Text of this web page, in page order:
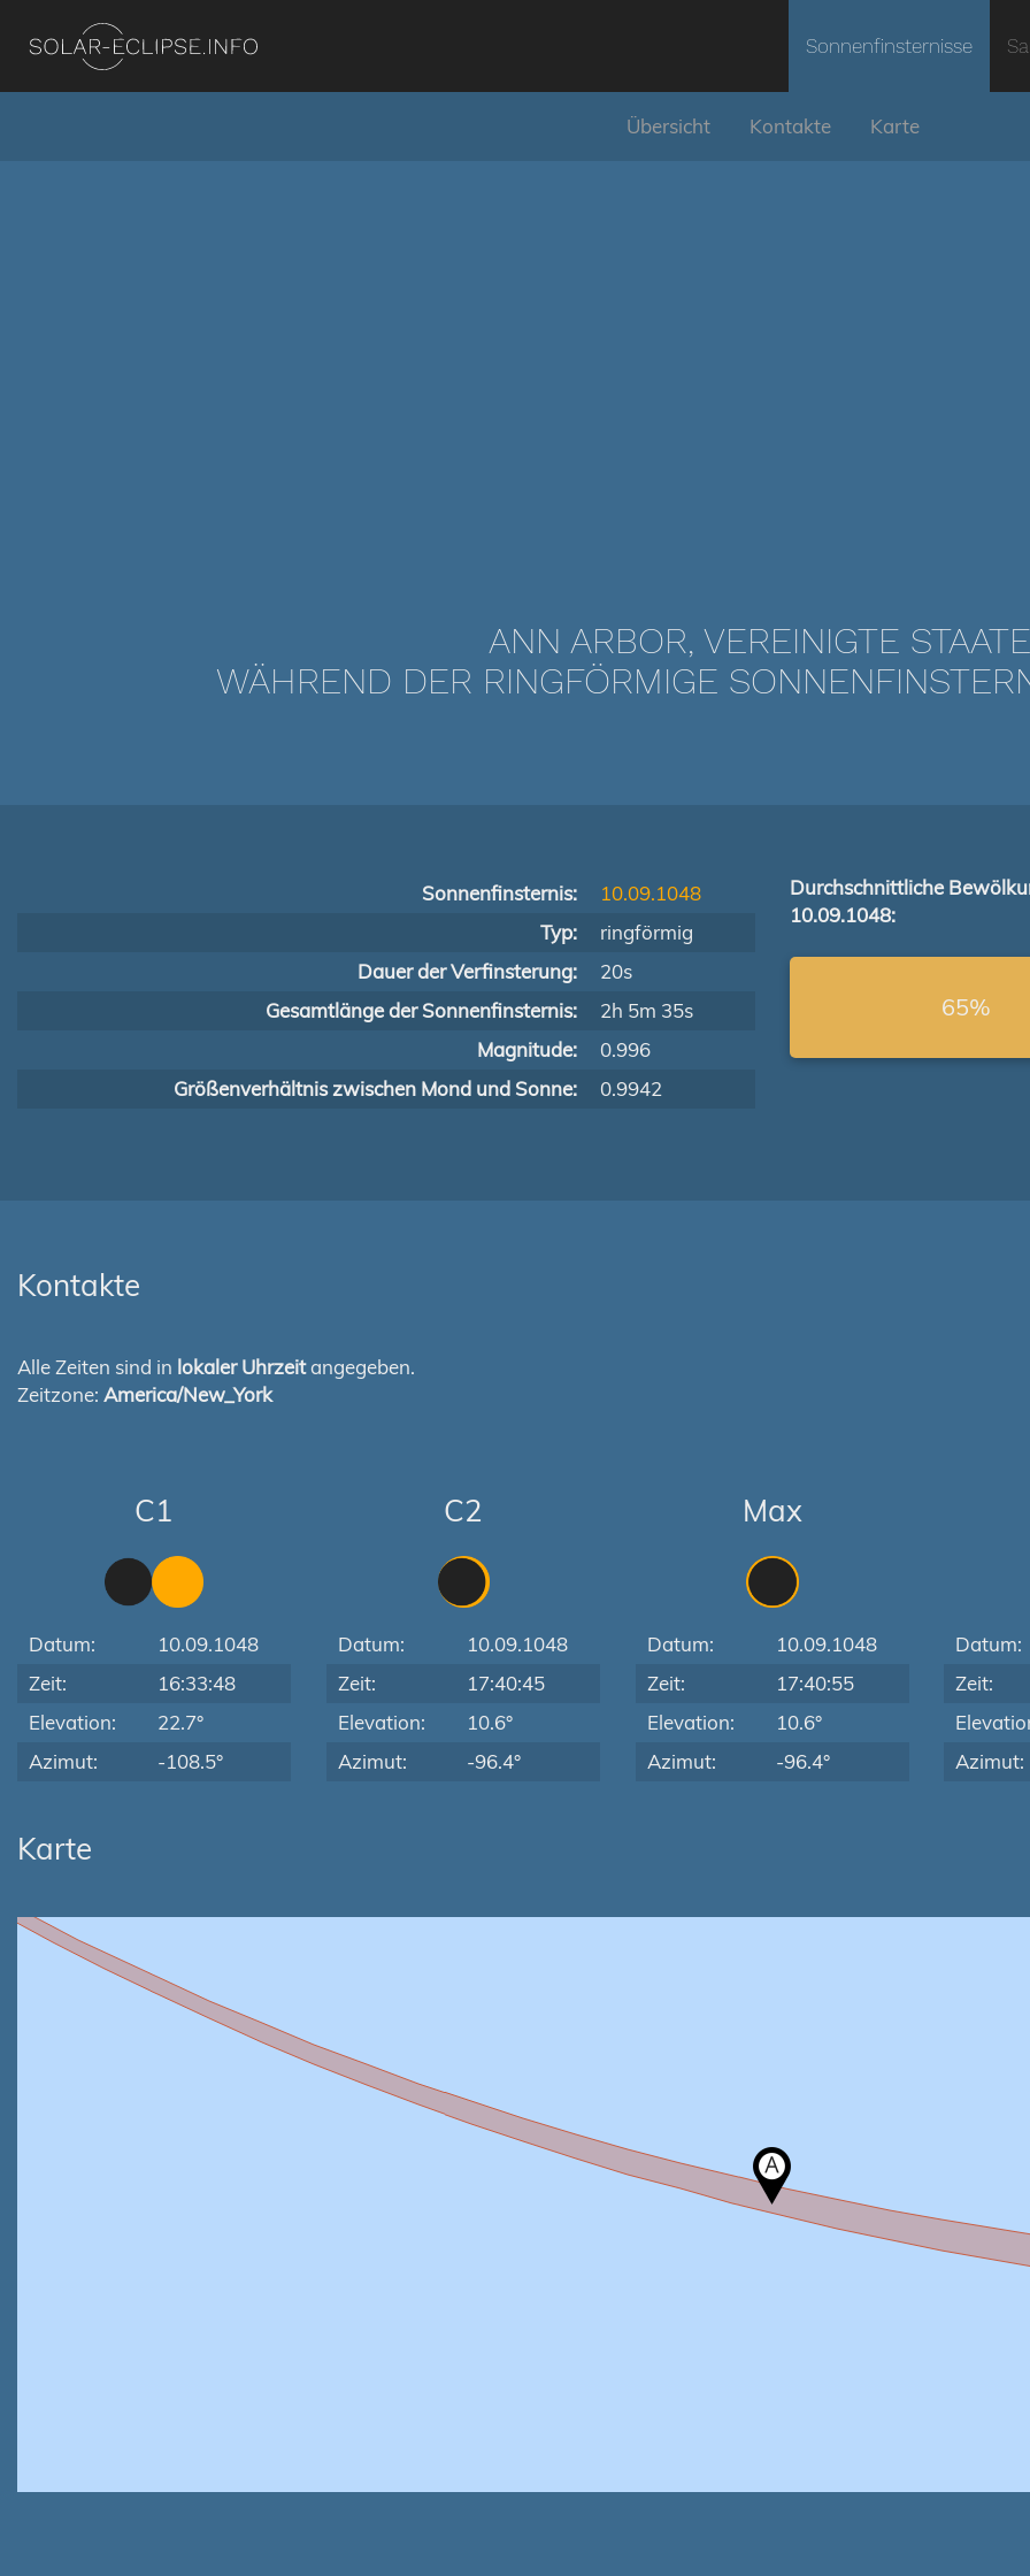
Sonnenfinsternisse
Übersicht Kontakte Karte
ANN ARBOR, VEREINIGTE
WÄHREND DER RINGFÖRMIGE
Sonnenfinsternis:
10.09.1048
Typ:
ringförmig
Dauer der Verfinsterung:
20s
Gesamtlänge der Sonnenfinsternis:
2h 5m 35s
Magnitude:
0.996
Größenverhältnis zwischen Mond und Sonne:
0.9942
Durchschnittliche
10.09.1048:
65%
Kontakte
Alle Zeiten sind in lokaler Uhrzeitangegeben.
Zeitzone: America/New_York
C1
Datum:
10.09.1048
Zeit:
16:33:48
Elevation:
22.7°
Azimut:
-108.5°
C2
Datum:
10.09.1048
Zeit:
17:40:45
Elevation:
10.6°
Azimut:
-96.4°
Max
Datum:
10.09.1048
Zeit:
17:40:55
Elevation:
10.6°
Azimut:
-96.4°
Datum:
Zeit:
Azimut:
Karte